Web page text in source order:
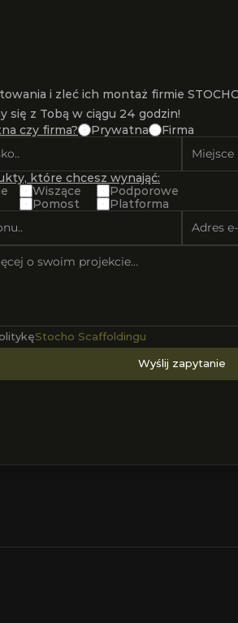
i zleć ich montaż firmie
się z Tobą w ciągu 24 godzin!
czy firma?
Prywatna Firma
które chcesz wynająć:
Wiszące
Podporowe
Pomost
Platforma
Stocho Scaffoldingu
Wyślij zapytanie